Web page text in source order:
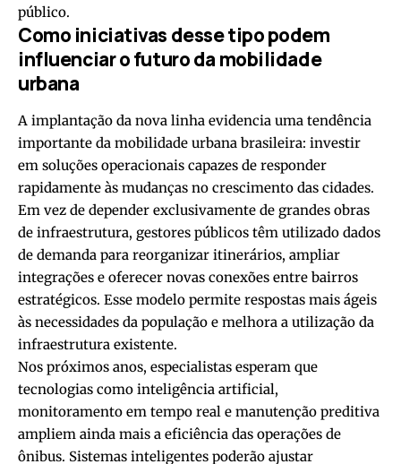
público.
Como iniciativas desse tipo podem
influenciar o futuro da mobilidade
urbana
A implantação da nova linha evidencia uma tendência
importante da mobilidade urbana brasileira: investir
em soluções operacionais capazes de responder
rapidamente às mudanças no crescimento das cidades.
Em vez de depender exclusivamente de grandes obras
de infraestrutura, gestores públicos têm utilizado dados
de demanda para reorganizar itinerários, ampliar
integrações e oferecer novas conexões entre bairros
estratégicos. Esse modelo permite respostas mais ágeis
às necessidades da população e melhora a utilização da
infraestrutura existente.
Nos próximos anos, especialistas esperam que
tecnologias como inteligência artificial,
monitoramento em tempo real e manutenção preditiva
ampliem ainda mais a eficiência das operações de
ônibus. Sistemas inteligentes poderão ajustar